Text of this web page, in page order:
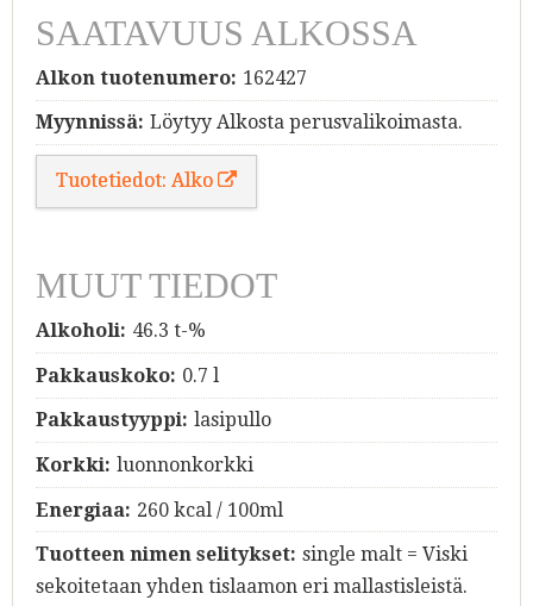
SAATAVUUS ALKOSSA
Alkon tuotenumero: 162427
Myynnissä: Löytyy Alkosta perusvalikoimasta.
Tuotetiedot: Alko
MUUT TIEDOT
Alkoholi: 46.3 t-%
Pakkauskoko: 0.7 l
Pakkaustyyppi: lasipullo
Korkki: luonnonkorkki
Energiaa: 260 kcal / 100ml
Tuotteen nimen selitykset: single malt = Viski
sekoitetaan yhden tislaamon eri mallastisleistä.